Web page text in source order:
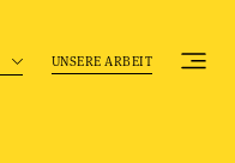
UNSERE ARBEIT